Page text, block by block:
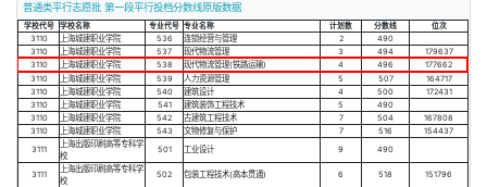
普通类平行志愿批 第一段平行投档分数线原版数据
学校代号 学校名称 专业代号 专业名称 计划数 分数线
位次
3110
上海城建职业学院 536 连锁经营与管理 2
490
3110
上海城建职业学院 537 现代物流管理 3 494
179637
3110
上海城建职业学院 538 现代物流管理(铁路运输) 4 496
177662
3110
上海城建职业学院 539 人力资源管理 5 507
164717
3110
上海城建职业学院 540 建筑设计 4 500
172431
3110
上海城建职业学院 541 建筑装饰工程技术 5
490
3110
上海城建职业学院 542 古建筑工程技术 7 504
167808
3110
上海城建职业学院 543 文物修复与保护 7 516
154437
3111
上海出版印刷高等专科学
校
501 工业设计 9 490
3111
上海出版印刷高等专科学
校
502 包装工程技术(高本贯通) 6 518 151796